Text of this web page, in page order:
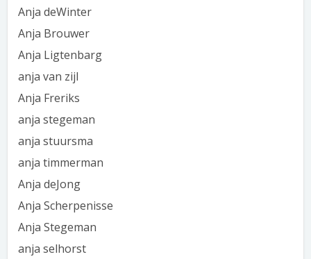
Anja deWinter
Anja Brouwer
Anja Ligtenbarg
anja van zijl
Anja Freriks
anja stegeman
anja stuursma
anja timmerman
Anja deJong
Anja Scherpenisse
Anja Stegeman
anja selhorst